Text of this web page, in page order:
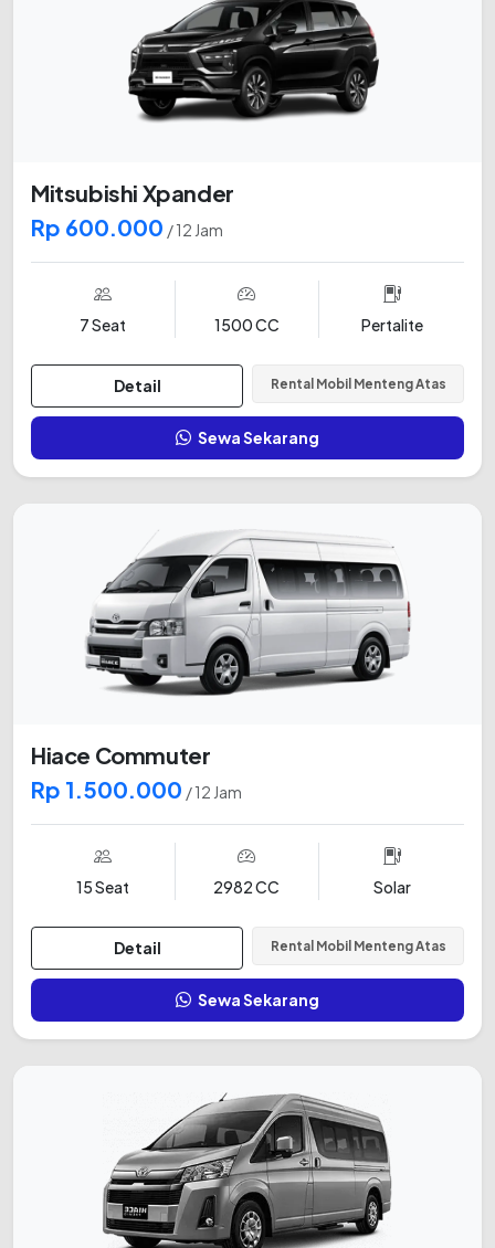
Mitsubishi Xpander
Rp 600.000 / 12 Jam
7 Seat 1500 CC Pertalite
Detail Rental Mobil Menteng Atas
Sewa Sekarang
Hiace Commuter
Rp 1.500.000 / 12 Jam
15 Seat 2982 CC Solar
Detail Rental Mobil Menteng Atas
Sewa Sekarang